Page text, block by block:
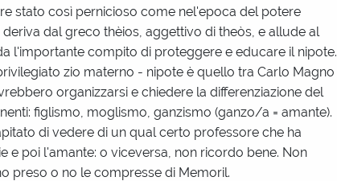
stato così pernicioso come nel'epoca del potere
dal greco thèios, aggettivo di theòs, e allude al
l'importante compito di proteggere e educare il nipote.
zio materno - nipote è quello tra Carlo Magno
organizzarsi e chiedere la differenziazione del
figlismo, moglismo, ganzismo (ganzo/a = amante).
di vedere di un qual certo professore che ha
e poi l'amante: o viceversa, non ricordo bene. Non
preso o no le compresse di Memoril.